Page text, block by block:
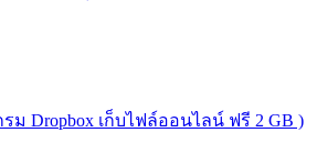
ม Dropbox เก็บไฟล์ออนไลน์ ฟรี 2 GB )